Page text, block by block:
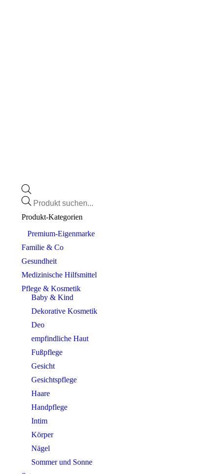
Products
search
Produkt-Kategorien
⠀​Premium-Eigenmarke
Familie & Co
Gesundheit
Medizinische Hilfsmittel
Pflege & Kosmetik
Baby & Kind
Dekorative Kosmetik
Deo
empfindliche Haut
Fußpflege
Gesicht
Gesichtspflege
Haare
Handpflege
Intim
Körper
Nägel
Sommer und Sonne